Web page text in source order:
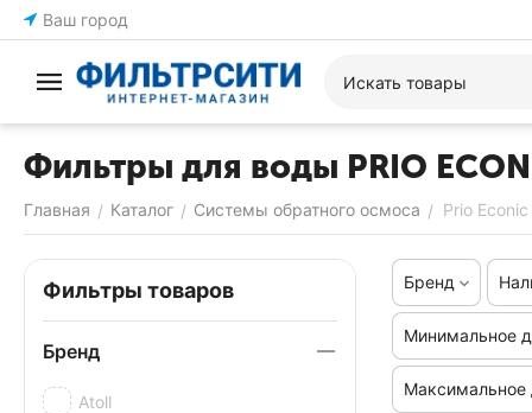
Ваш город
Фильтры для воды PRIO
Главная / Каталог / Системы обратного осмоса / Prio
Бренд
Минимальное
Максимальное
Фильтры товаров
Бренд
Atoll